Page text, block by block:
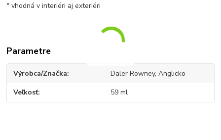
° vhodná v interiéri aj exteriéri
Parametre
Výrobca/Značka Daler Rowney, Anglicko
Veľkosť 59 ml